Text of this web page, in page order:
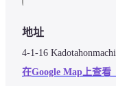
地址
4-1-16
在Google Map上查看